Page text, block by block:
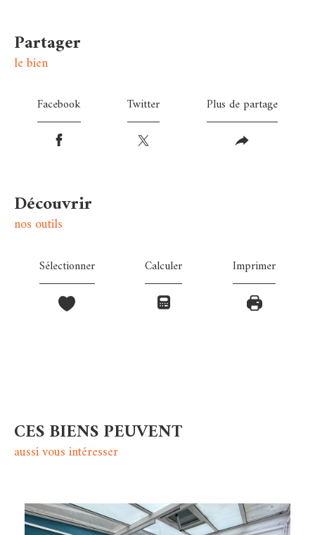
partager
le bien
Facebook Twitter Plus de partage
découvrir
nos outils
Sélectionner Calculer Imprimer
CES BIENS PEUVENT
aussi vous intéresser